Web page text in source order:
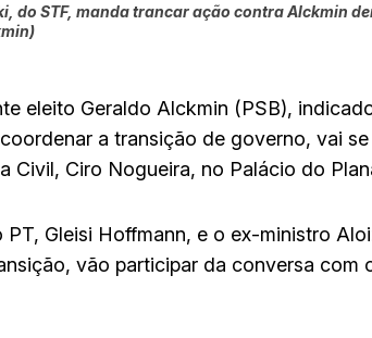
do STF, manda trancar ação contra Alckmin
eleito Geraldo Alckmin (PSB),
a transição de governo, vai
Civil, Ciro Nogueira, no Palácio do
PT, Gleisi Hoffmann, e o ex-ministro
vão participar da conversa